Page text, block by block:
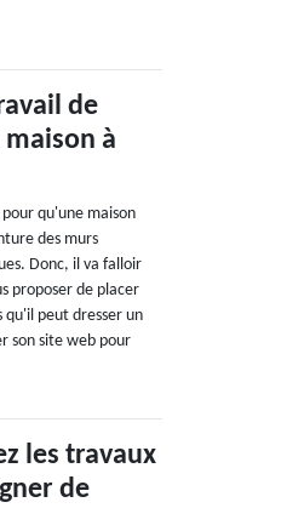
de
à
qu'une maison
des murs
Donc, il va falloir
proposer de placer
qu'il peut dresser un
son site web pour
les travaux
de